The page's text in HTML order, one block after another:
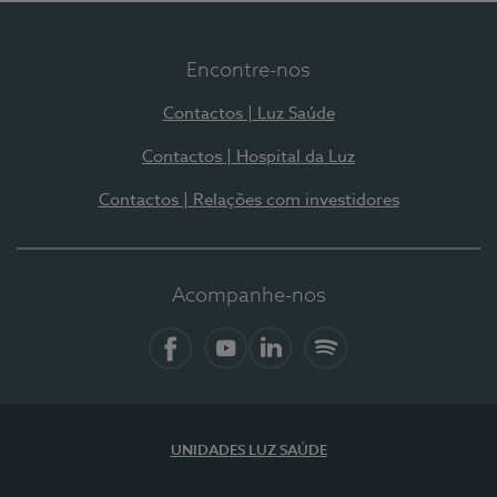
Encontre-nos
Contactos | Luz Saúde
Contactos | Hospital da Luz
Contactos | Relações com investidores
Acompanhe-nos
UNIDADES LUZ SAÚDE